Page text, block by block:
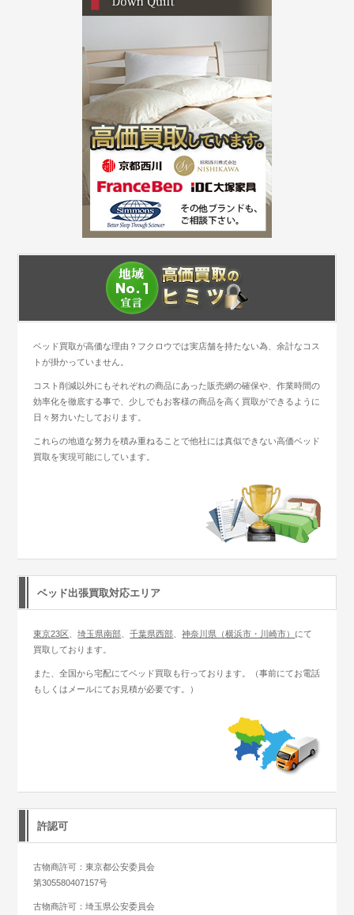
ベッド買取が高価な理由？フクロウでは実店舗を持たない為、余計なコス
トが掛かっていません。
コスト削減以外にもそれぞれの商品にあった販売網の確保や、作業時間の
効率化を徹底する事で、少しでもお客様の商品を高く買取ができるように
日々努力いたしております。
これらの地道な努力を積み重ねることで他社には真似できない高価ベッド
買取を実現可能にしています。
ベッド出張買取対応エリア
東京23区 、埼玉県南部 、千葉県西部 、神奈川県（横浜市・川崎市） にて
買取しております。
また、全国から宅配にてベッド買取も行っております。（事前にてお電話
もしくはメールにてお見積が必要です。）
許認可
古物商許可：東京都公安委員会
第305580407157号
古物商許可：埼玉県公安委員会